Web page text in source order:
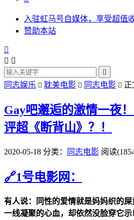
入驻虹马号自媒体，享受超值
赞助本站

 

同志娱乐  耽美电影  同志电影  正
Gay吧邂逅的激情一夜
评超《断背山》？！
2020-05-18 分类： 同志电影 阅读
🔗1号电影网：
有人说：同性的爱情就是妈妈织的
一线凝聚的心血，却依然没脸穿它